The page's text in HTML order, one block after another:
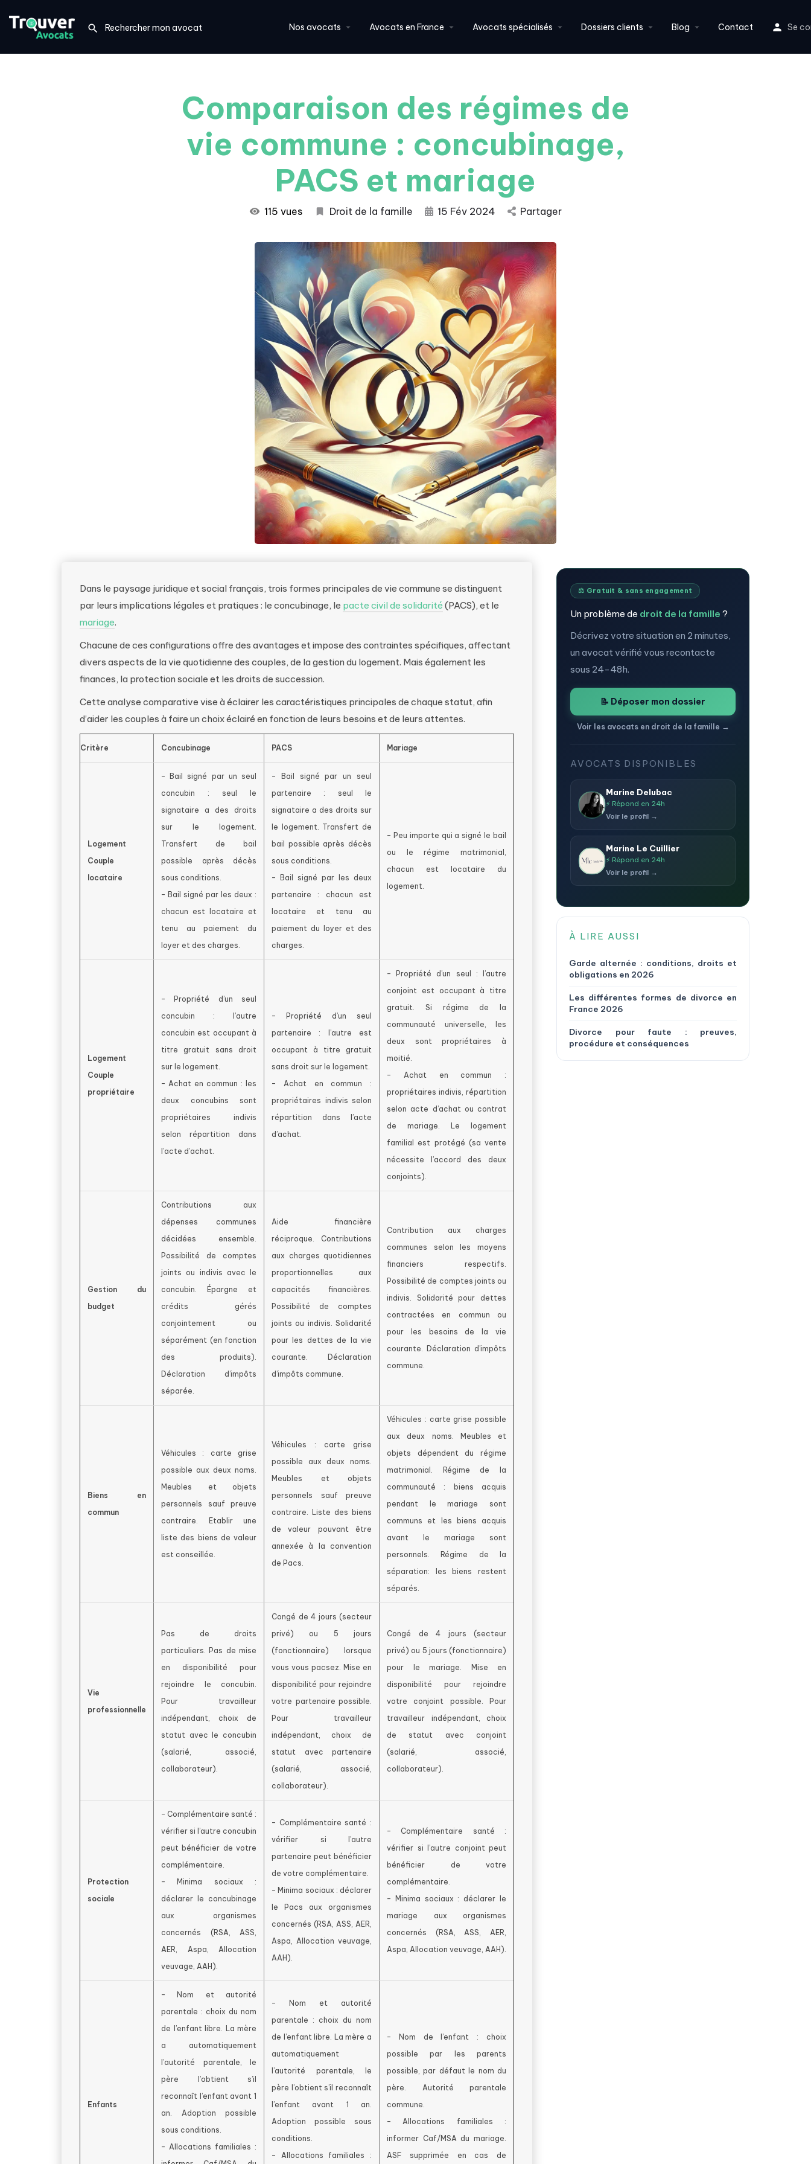
Nos avocats Avocats en France Avocats spécialisés Dossiers clients Blog Contact Se
Comparaison des régimes de
vie commune : concubinage,
PACS et mariage
115 vues Droit de la famille 15 Fév 2024 Partager
Dans le paysage juridique et social français, trois formes principales de vie commune se distinguent
par leurs implications légales et pratiques : le concubinage, le pacte civil de solidarité (PACS), et le
mariage.
Chacune de ces configurations offre des avantages et impose des contraintes spécifiques, affectant
divers aspects de la vie quotidienne des couples, de la gestion du logement. Mais également les
finances, la protection sociale et les droits de succession.
Cette analyse comparative vise à éclairer les caractéristiques principales de chaque statut, afin
d’aider les couples à faire un choix éclairé en fonction de leurs besoins et de leurs attentes.
Critère Concubinage PACS Mariage
Logement
Couple
locataire
– Bail signé par un seul
concubin : seul le
signataire a des droits
sur le logement.
Transfert de bail
possible après décès
sous conditions.
– Bail signé par les deux :
chacun est locataire et
tenu au paiement du
loyer et des charges.
– Bail signé par un seul
partenaire : seul le
signataire a des droits sur
le logement. Transfert de
bail possible après décès
sous conditions.
– Bail signé par les deux
partenaire : chacun est
locataire et tenu au
paiement du loyer et des
charges.
– Peu importe qui a signé le bail
ou le régime matrimonial,
chacun est locataire du
logement.
Logement
Couple
propriétaire
– Propriété d’un seul
concubin : l’autre
concubin est occupant à
titre gratuit sans droit
sur le logement.
– Achat en commun : les
deux concubins sont
propriétaires indivis
selon répartition dans
l’acte d’achat.
– Propriété d’un seul
partenaire : l’autre est
occupant à titre gratuit
sans droit sur le logement.
– Achat en commun :
propriétaires indivis selon
répartition dans l’acte
d’achat.
– Propriété d’un seul : l’autre
conjoint est occupant à titre
gratuit. Si régime de la
communauté universelle, les
deux sont propriétaires à
moitié.
– Achat en commun :
propriétaires indivis, répartition
selon acte d’achat ou contrat
de mariage. Le logement
familial est protégé (sa vente
nécessite l’accord des deux
conjoints).
Gestion du
budget
Contributions aux
dépenses communes
décidées ensemble.
Possibilité de comptes
joints ou indivis avec le
concubin. Épargne et
crédits gérés
conjointement ou
séparément (en fonction
des produits).
Déclaration d’impôts
séparée.
Aide financière
réciproque. Contributions
aux charges quotidiennes
proportionnelles aux
capacités financières.
Possibilité de comptes
joints ou indivis. Solidarité
pour les dettes de la vie
courante. Déclaration
d’impôts commune.
Contribution aux charges
communes selon les moyens
financiers respectifs.
Possibilité de comptes joints ou
indivis. Solidarité pour dettes
contractées en commun ou
pour les besoins de la vie
courante. Déclaration d’impôts
commune.
Biens en
commun
Véhicules : carte grise
possible aux deux noms.
Meubles et objets
personnels sauf preuve
contraire. Etablir une
liste des biens de valeur
est conseillée.
Véhicules : carte grise
possible aux deux noms.
Meubles et objets
personnels sauf preuve
contraire. Liste des biens
de valeur pouvant être
annexée à la convention
de Pacs.
Véhicules : carte grise possible
aux deux noms. Meubles et
objets dépendent du régime
matrimonial. Régime de la
communauté : biens acquis
pendant le mariage sont
communs et les biens acquis
avant le mariage sont
personnels. Régime de la
séparation: les biens restent
séparés.
Vie
professionnelle
Pas de droits
particuliers. Pas de mise
en disponibilité pour
rejoindre le concubin.
Pour travailleur
indépendant, choix de
statut avec le concubin
(salarié, associé,
collaborateur).
Congé de 4 jours (secteur
privé) ou 5 jours
(fonctionnaire) lorsque
vous vous pacsez. Mise en
disponibilité pour rejoindre
votre partenaire possible.
Pour travailleur
indépendant, choix de
statut avec partenaire
(salarié, associé,
collaborateur).
Congé de 4 jours (secteur
privé) ou 5 jours (fonctionnaire)
pour le mariage. Mise en
disponibilité pour rejoindre
votre conjoint possible. Pour
travailleur indépendant, choix
de statut avec conjoint
(salarié, associé,
collaborateur).
Protection
sociale
– Complémentaire santé :
vérifier si l’autre concubin
peut bénéficier de votre
complémentaire.
– Minima sociaux :
déclarer le concubinage
aux organismes
concernés (RSA, ASS,
AER, Aspa, Allocation
veuvage, AAH).
– Complémentaire santé :
vérifier si l’autre
partenaire peut bénéficier
de votre complémentaire.
– Minima sociaux : déclarer
le Pacs aux organismes
concernés (RSA, ASS, AER,
Aspa, Allocation veuvage,
AAH).
– Complémentaire santé :
vérifier si l’autre conjoint peut
bénéficier de votre
complémentaire.
– Minima sociaux : déclarer le
mariage aux organismes
concernés (RSA, ASS, AER,
Aspa, Allocation veuvage, AAH).
Enfants
– Nom et autorité
parentale : choix du nom
de l’enfant libre. La mère
a automatiquement
l’autorité parentale, le
père l’obtient s’il
reconnaît l’enfant avant 1
an. Adoption possible
sous conditions.
– Allocations familiales :
– Nom et autorité
parentale : choix du nom
de l’enfant libre. La mère a
automatiquement
l’autorité parentale, le
père l’obtient s’il reconnaît
l’enfant avant 1 an.
Adoption possible sous
conditions.
– Allocations familiales :
– Nom de l’enfant : choix
possible par les parents
possible, par défaut le nom du
père. Autorité parentale
commune.
– Allocations familiales :
informer Caf/MSA du mariage.
ASF supprimée en cas de
⚖️ Gratuit & sans engagement
Un problème de droit de la famille ?
Décrivez votre situation en 2 minutes,
un avocat vérifié vous recontacte
sous 24-48h.
📝 Déposer mon dossier
Voir les avocats en droit de la famille →
AVOCATS DISPONIBLES
Marine Delubac
⚡ Répond en 24h
Voir le profil →
Marine Le Cuillier
⚡ Répond en 24h
Voir le profil →
À LIRE AUSSI
Garde alternée : conditions, droits et
obligations en 2026
Les différentes formes de divorce en
France 2026
Divorce pour faute : preuves,
procédure et conséquences